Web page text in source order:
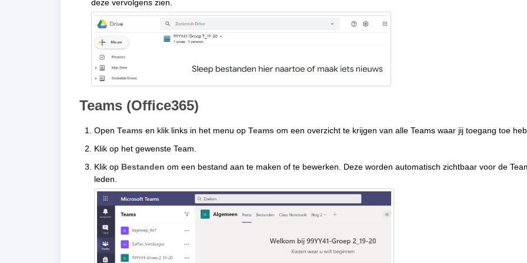
deze vervolgens zien.
Teams (Office365)
Open Teams en klik links in het menu op Teams om een overzicht te krijgen van alle Teams waar jij toegang toe
Klik op het gewenste Team.
Klik op Bestanden om een bestand aan te maken of te bewerken. Deze worden automatisch zichtbaar voor de
leden.